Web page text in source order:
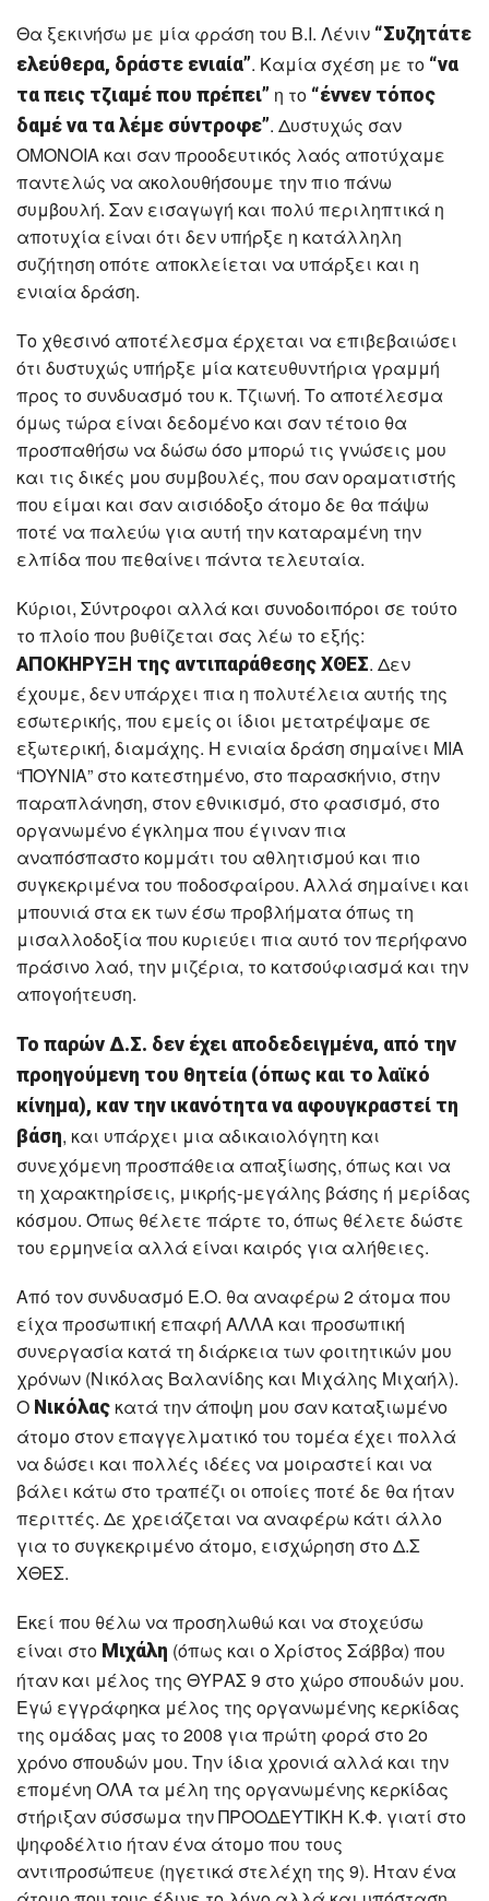
Θα ξεκινήσω με μία φράση του Β.Ι. Λένιν “Συζητάτε
ελεύθερα, δράστε ενιαία”. Καμία σχέση με το “να
τα πεις τζιαμέ που πρέπει” η το “έννεν τόπος
δαμέ να τα λέμε σύντροφε”. Δυστυχώς σαν
ΟΜΟΝΟΙΑ και σαν προοδευτικός λαός αποτύχαμε
παντελώς να ακολουθήσουμε την πιο πάνω
συμβουλή. Σαν εισαγωγή και πολύ περιληπτικά η
αποτυχία είναι ότι δεν υπήρξε η κατάλληλη
συζήτηση οπότε αποκλείεται να υπάρξει και η
ενιαία δράση.
Το χθεσινό αποτέλεσμα έρχεται να επιβεβαιώσει
ότι δυστυχώς υπήρξε μία κατευθυντήρια γραμμή
προς το συνδυασμό του κ. Τζιωνή. Το αποτέλεσμα
όμως τώρα είναι δεδομένο και σαν τέτοιο θα
προσπαθήσω να δώσω όσο μπορώ τις γνώσεις μου
και τις δικές μου συμβουλές, που σαν οραματιστής
που είμαι και σαν αισιόδοξο άτομο δε θα πάψω
ποτέ να παλεύω για αυτή την καταραμένη την
ελπίδα που πεθαίνει πάντα τελευταία.
Κύριοι, Σύντροφοι αλλά και συνοδοιπόροι σε τούτο
το πλοίο που βυθίζεται σας λέω το εξής:
ΑΠΟΚΗΡΥΞΗ της αντιπαράθεσης ΧΘΕΣ. Δεν
έχουμε, δεν υπάρχει πια η πολυτέλεια αυτής της
εσωτερικής, που εμείς οι ίδιοι μετατρέψαμε σε
εξωτερική, διαμάχης. Η ενιαία δράση σημαίνει ΜΙΑ
“ΠΟΥΝΙΑ” στο κατεστημένο, στο παρασκήνιο, στην
παραπλάνηση, στον εθνικισμό, στο φασισμό, στο
οργανωμένο έγκλημα που έγιναν πια
αναπόσπαστο κομμάτι του αθλητισμού και πιο
συγκεκριμένα του ποδοσφαίρου. Αλλά σημαίνει και
μπουνιά στα εκ των έσω προβλήματα όπως τη
μισαλλοδοξία που κυριεύει πια αυτό τον περήφανο
πράσινο λαό, την μιζέρια, το κατσούφιασμά και την
απογοήτευση.
Το παρών Δ.Σ. δεν έχει αποδεδειγμένα, από την
προηγούμενη του θητεία (όπως και το λαϊκό
κίνημα), καν την ικανότητα να αφουγκραστεί τη
βάση, και υπάρχει μια αδικαιολόγητη και
συνεχόμενη προσπάθεια απαξίωσης, όπως και να
τη χαρακτηρίσεις, μικρής-μεγάλης βάσης ή μερίδας
κόσμου. Όπως θέλετε πάρτε το, όπως θέλετε δώστε
του ερμηνεία αλλά είναι καιρός για αλήθειες.
Από τον συνδυασμό Ε.Ο. θα αναφέρω 2 άτομα που
είχα προσωπική επαφή ΑΛΛΑ και προσωπική
συνεργασία κατά τη διάρκεια των φοιτητικών μου
χρόνων (Νικόλας Βαλανίδης και Μιχάλης Μιχαήλ).
Ο Νικόλας κατά την άποψη μου σαν καταξιωμένο
άτομο στον επαγγελματικό του τομέα έχει πολλά
να δώσει και πολλές ιδέες να μοιραστεί και να
βάλει κάτω στο τραπέζι οι οποίες ποτέ δε θα ήταν
περιττές. Δε χρειάζεται να αναφέρω κάτι άλλο
για το συγκεκριμένο άτομο, εισχώρηση στο Δ.Σ
ΧΘΕΣ.
Εκεί που θέλω να προσηλωθώ και να στοχεύσω
είναι στο Μιχάλη (όπως και ο Χρίστος Σάββα) που
ήταν και μέλος της ΘΥΡΑΣ 9 στο χώρο σπουδών μου.
Εγώ εγγράφηκα μέλος της οργανωμένης κερκίδας
της ομάδας μας το 2008 για πρώτη φορά στο 2ο
χρόνο σπουδών μου. Την ίδια χρονιά αλλά και την
επομένη ΟΛΑ τα μέλη της οργανωμένης κερκίδας
στήριξαν σύσσωμα την ΠΡΟΟΔΕΥΤΙΚΗ Κ.Φ. γιατί στο
ψηφοδέλτιο ήταν ένα άτομο που τους
αντιπροσώπευε (ηγετικά στελέχη της 9). Ήταν ένα